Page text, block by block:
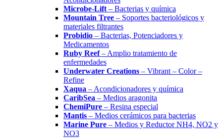
Microbe-Lift – Bacterias y química
Mountain Tree – Soportes bacteriológicos y
materiales filtrantes
Probidio – Bacterias, Potenciadores y
Medicamentos
Ruby Reef– Amplio tratamiento de
enfermedades
Underwater Creations – Vibrant – Color –
Refine
Xaqua – Acondicionadores y química
CaribSea – Medios aragonita
ChemiPure – Resina especial
Mantis – Medios cerámicos para bacterias
Marine Pure – Medios y Reductor NH4, NO2 y
NO3